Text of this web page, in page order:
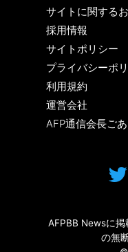
サイトに関する
採用情報
サイトポリシー
プライバシーポ
利用規約
運営会社
AFP通信会長ご
AFPBB Newsに
の無